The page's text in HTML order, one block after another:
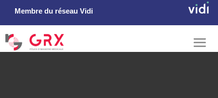
Membre du réseau Vidi